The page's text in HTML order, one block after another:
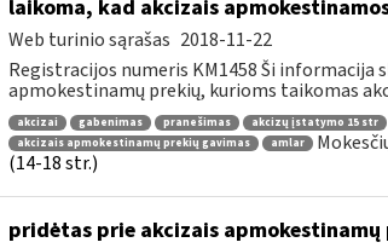
laikoma, kad akcizais
Web turinio sąrašas 2018-11-22
Registracijos numeris KM1458 Ši informacija
apmokestinamų prekių, kurioms taikomas
akcizai gabenimas pranešimas akcizų įstatymo 15 str
akcizais apmokestinamų prekių gavimas
amlar
(14-18 str.)
pridėtas prie akcizais